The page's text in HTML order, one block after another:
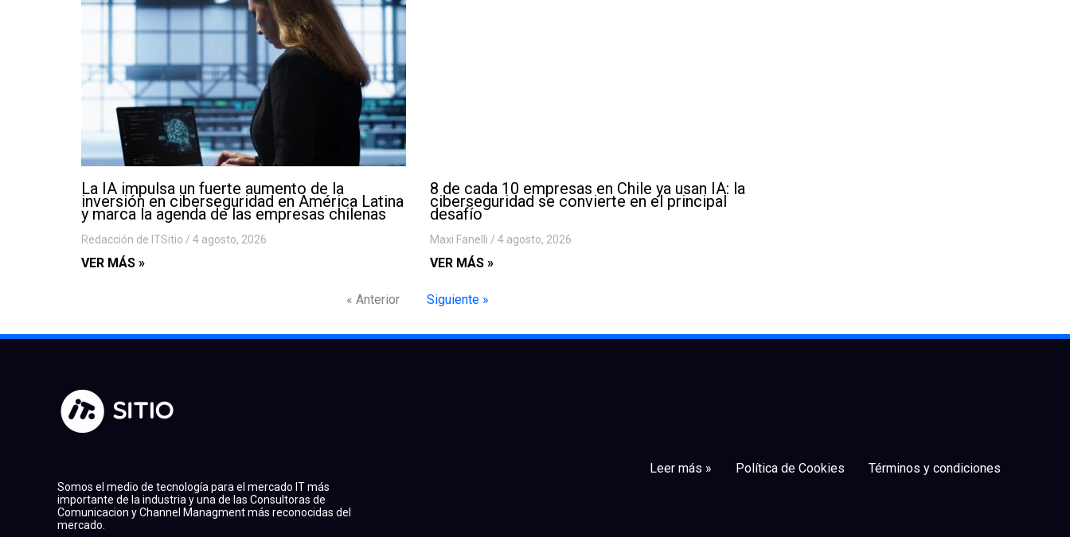
La IA impulsa un fuerte aumento de la
inversión en ciberseguridad en América Latina
y marca la agenda de las empresas chilenas
Redacción de ITSitio 4 agosto, 2026
VER MÁS »
8 de cada 10 empresas en Chile ya usan IA: la
ciberseguridad se convierte en el principal
desafío
Maxi Fanelli 4 agosto, 2026
VER MÁS »
« Anterior Siguiente »
Somos el medio de tecnología para el mercado IT más
importante de la industria y una de las Consultoras de
Comunicacion y Channel Managment más reconocidas del
mercado.
Leer más » Política de Cookies Términos y condiciones